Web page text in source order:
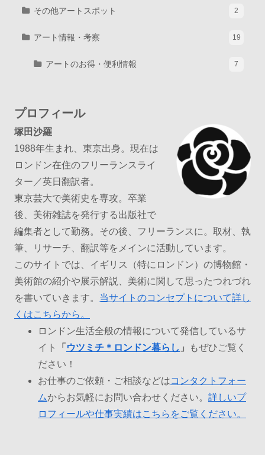
その他アートスポット 2
アート情報・考察 19
アートのお得・便利情報 7
プロフィール
塚田沙羅
1988年生まれ、東京出身。現在は
ロンドン在住のフリーランスライ
ター／英日翻訳者。
東京芸大で美術史を専攻。卒業
後、美術雑誌を発行する出版社で
編集者として勤務。その後、フリーランスに。取材、執
筆、リサーチ、翻訳等をメインに活動しています。
このサイトでは、イギリス（特にロンドン）の博物館・
美術館の紹介や展示解説、美術に関して思ったつれづれ
を書いていきます。 当サイトのコンセプトについて詳し
くはこちらから。
ロンドン生活全般の情報について発信しているサ
イト
「 ウツミチ＊ロンドン暮らし 」
もぜひご覧く
ださい！
お仕事のご依頼・ご相談などはコンタクトフォー
ムからお気軽にお問い合わせください。 詳しいプ
ロフィールや仕事実績はこちらをご覧ください。